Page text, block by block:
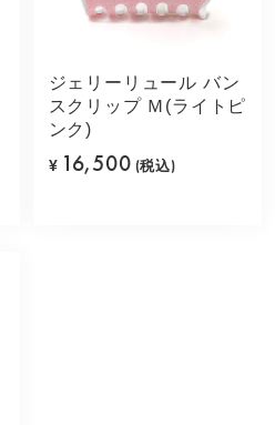
ジェリーリュール バン
スクリップ Ｍ(ライトピ
ンク)
¥ 16,500 (税込)